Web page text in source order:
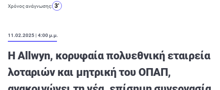
ΔΙΑΓΩΝΙΣΜΟΙ
TSILI LEAGUE
RETRO
BLOGS
Χρόνος ανάγνωσης: 3’
11.02.2025 | 4:00 μ.μ.
Η Allwyn, κορυφαία πολυεθνική εταιρεία
λοταριών και μητρική του ΟΠΑΠ,